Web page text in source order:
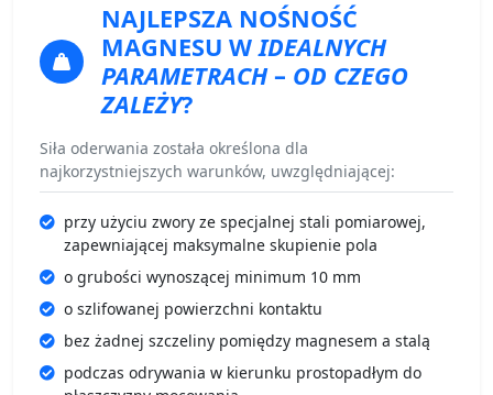
NAJLEPSZA NOŚNOŚĆ
MAGNESU WIDEALNYCH
PARAMETRACH– OD CZEGO
ZALEŻY?
Siła oderwania została określona dla
najkorzystniejszych warunków, uwzględniającej:
przy użyciu zwory ze specjalnej stali pomiarowej,
zapewniającej maksymalne skupienie pola
o grubości wynoszącej minimum 10 mm
o szlifowanej powierzchni kontaktu
bez żadnej szczeliny pomiędzy magnesem a stalą
podczas odrywania w kierunku prostopadłym do